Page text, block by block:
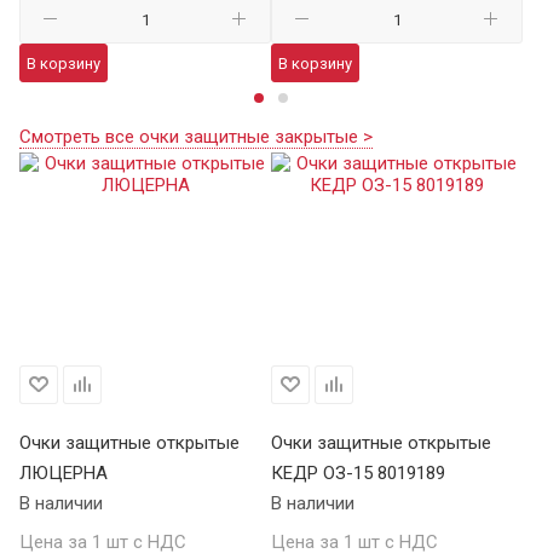
В корзину В корзину
Смотреть все очки защитные закрытые >
Очки защитные открытые
ЛЮЦЕРНА
В наличии
Цена за 1 шт с НДС
Очки защитные открытые
КЕДР ОЗ-15 8019189
В наличии
Цена за 1 шт с НДС